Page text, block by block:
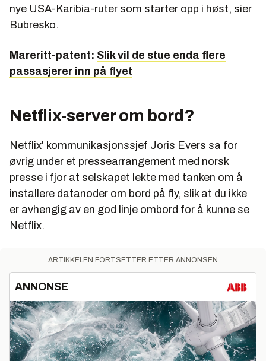
nye USA-Karibia-ruter som starter opp i høst, sier
Bubresko.
Mareritt-patent: Slik vil de stue enda flere
passasjerer inn på flyet
Netflix-server om bord?
Netflix' kommunikasjonssjef Joris Evers sa for
øvrig under et pressearrangement med norsk
presse i fjor at selskapet lekte med tanken om å
installere datanoder om bord på fly, slik at du ikke
er avhengig av en god linje ombord for å kunne se
Netflix.
ARTIKKELEN FORTSETTER ETTER ANNONSEN
ANNONSE